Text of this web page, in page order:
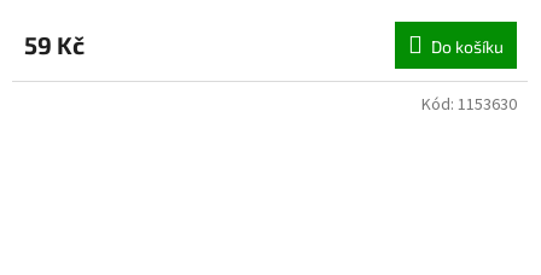
59 Kč Do košíku
Kód: 1153630